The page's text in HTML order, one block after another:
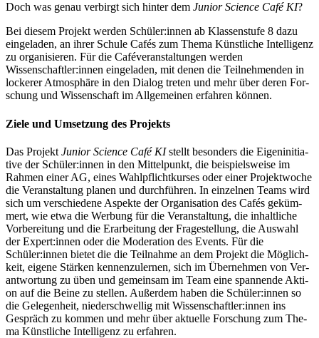
Doch was genau ver­birgt sich hin­ter dem Juni­or Sci­ence Café KI?
Bei die­sem Pro­jekt wer­den Schüler:innen ab Klas­sen­stu­fe 8 dazu
ein­ge­la­den, an ihrer Schu­le Cafés zum The­ma Künst­li­che Intel­li­genz
zu orga­ni­sie­ren. Für die Café­ver­an­stal­tun­gen wer­den
Wissenschaftler:innen ein­ge­la­den, mit denen die Teil­neh­men­den in
locke­rer Atmo­sphä­re in den Dia­log tre­ten und mehr über deren For­
schung und Wis­sen­schaft im All­ge­mei­nen erfah­ren können.
Ziele und Umsetzung des Projekts
Das Pro­jekt Juni­or Sci­ence Café KIstellt beson­ders die Eigen­in­itia­
ti­ve der Schüler:innen in den Mit­tel­punkt, die bei­spiels­wei­se im
Rah­men einer AG, eines Wahl­pflicht­kur­ses oder einer Pro­jekt­wo­che
die Ver­an­stal­tung pla­nen und durch­füh­ren. In ein­zel­nen Teams wird
sich um ver­schie­de­ne Aspek­te der Orga­ni­sa­ti­on des Cafés geküm­
mert, wie etwa die Wer­bung für die Ver­an­stal­tung, die inhalt­li­che
Vor­be­rei­tung und die Erar­bei­tung der Fra­ge­stel­lung, die Aus­wahl
der Expert:innen oder die Mode­ra­ti­on des Events. Für die
Schüler:innen bie­tet die die Teil­nah­me an dem Pro­jekt die Mög­lich­
keit, eige­ne Stär­ken ken­nen­zu­ler­nen, sich im Über­neh­men von Ver­
ant­wor­tung zu üben und gemein­sam im Team eine span­nen­de Akti­
on auf die Bei­ne zu stel­len. Außer­dem haben die Schüler:innen so
die Gele­gen­heit, nie­der­schwel­lig mit Wissenschaftler:innen ins
Gespräch zu kom­men und mehr über aktu­el­le For­schung zum The­
ma Künst­li­che Intel­li­genz zu erfahren.